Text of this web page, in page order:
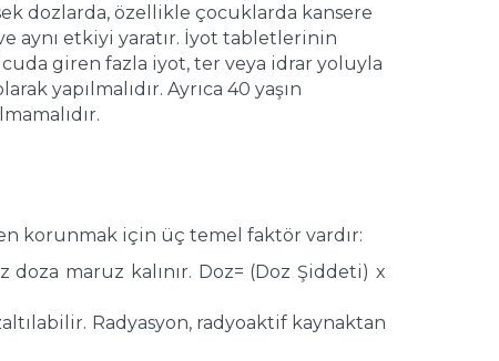
dozlarda, özellikle çocuklarda kansere
aynı etkiyi yaratır. İyot tabletlerinin
giren fazla iyot, ter veya idrar yoluyla
yapılmalıdır. Ayrıca 40 yaşın
korunmak için üç temel faktör vardır:
doza maruz kalınır. Doz= (Doz Şiddeti) x
Radyasyon, radyoaktif kaynaktan